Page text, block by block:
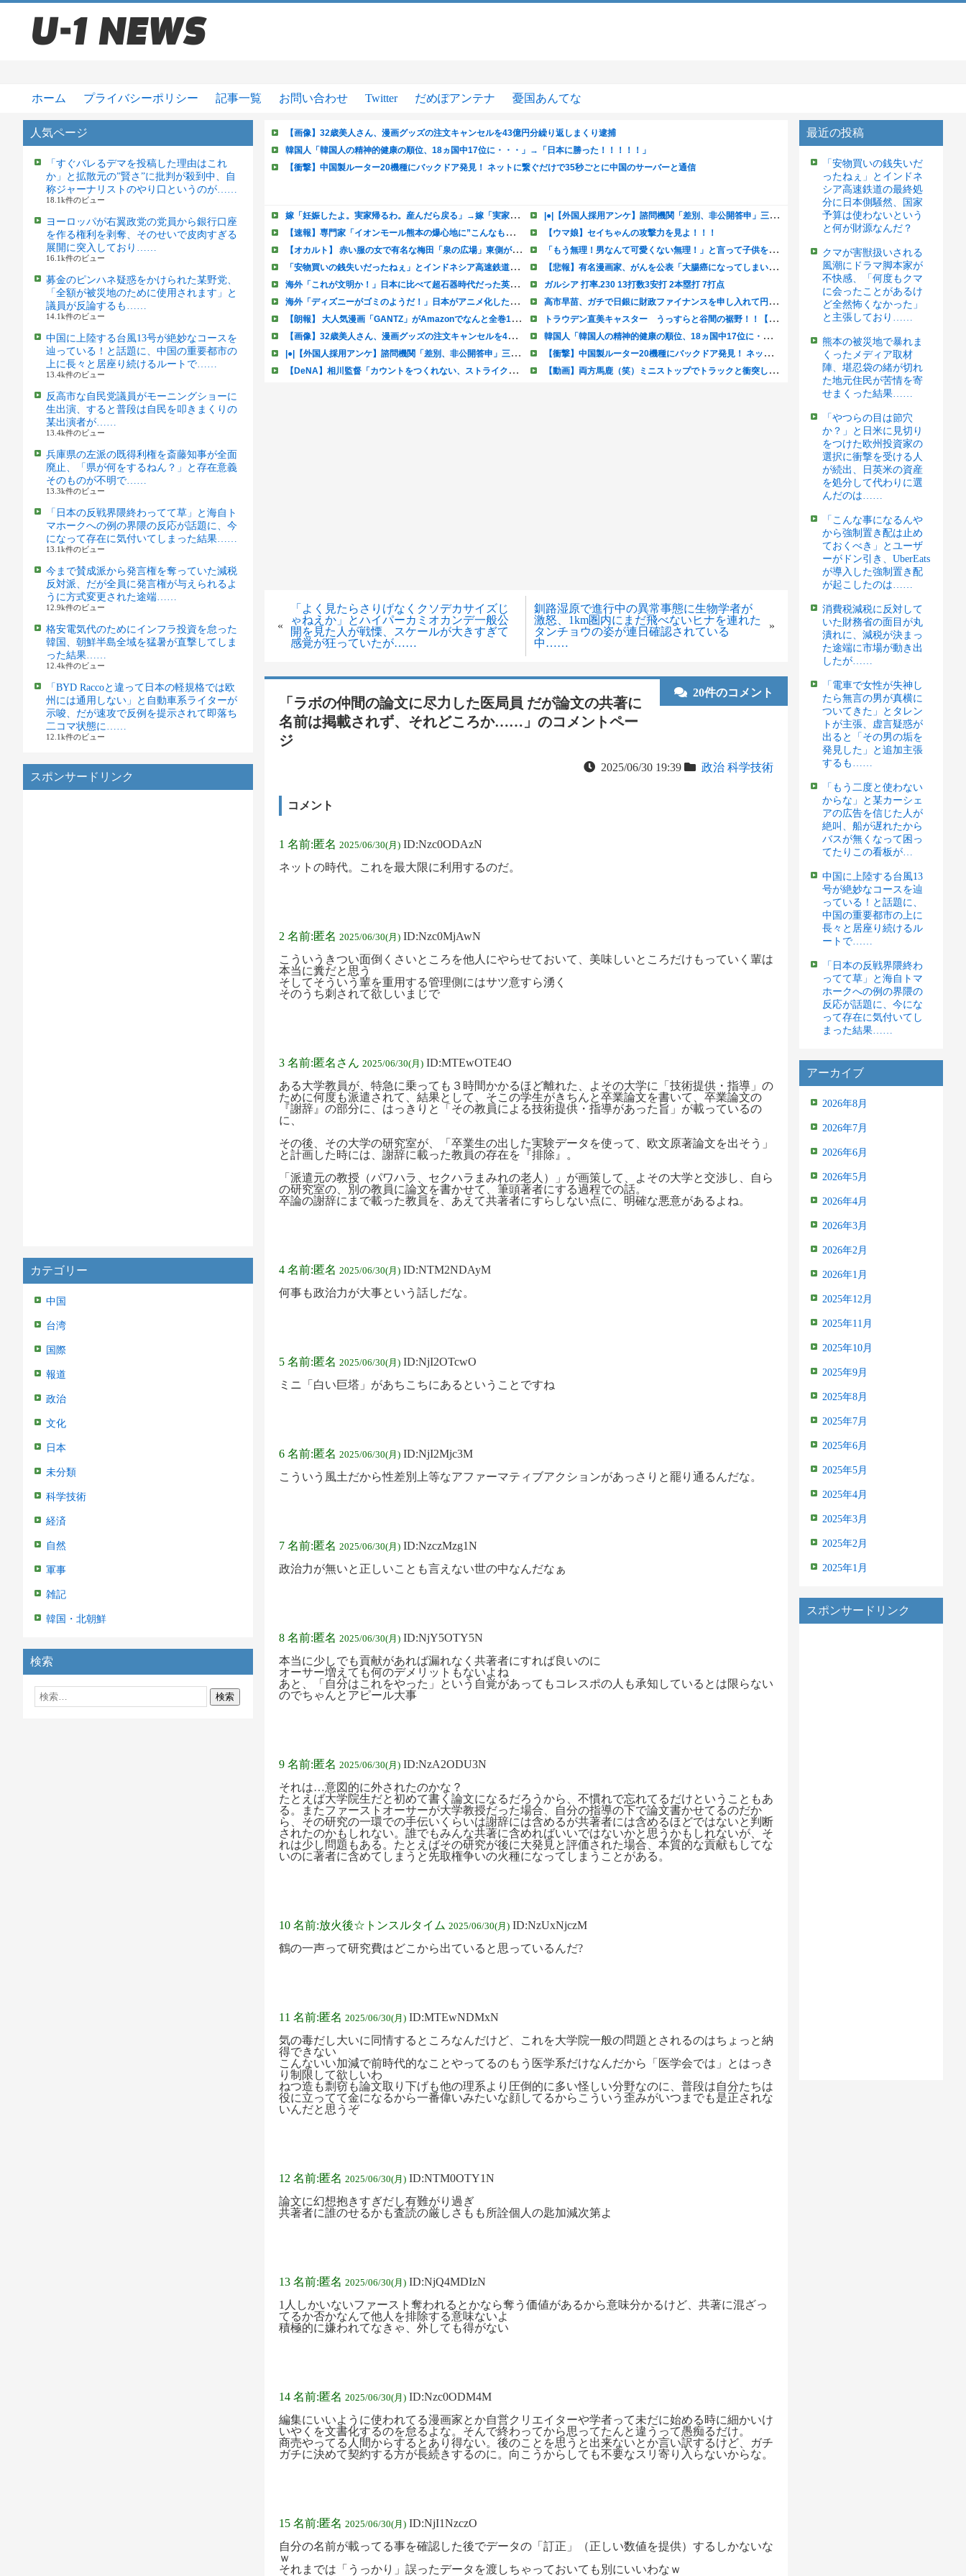
ホーム プライバシーポリシー 記事一覧 お問い合わせ Twitter だめぽアンテナ 憂国あんてな
人気ページ
「すぐバレるデマを投稿した理由はこれ
か」と拡散元の”賢さ”に批判が殺到中、自
称ジャーナリストのやり口というのが……
18.1k件のビュー
ヨーロッパが右翼政党の党員から銀行口座
を作る権利を剥奪、そのせいで皮肉すぎる
展開に突入しており……
16.1k件のビュー
募金のピンハネ疑惑をかけられた某野党、
「全額が被災地のために使用されます」と
議員が反論するも……
14.1k件のビュー
中国に上陸する台風13号が絶妙なコースを
辿っている！と話題に、中国の重要都市の
上に長々と居座り続けるルートで……
13.4k件のビュー
反高市な自民党議員がモーニングショーに
生出演、すると普段は自民を叩きまくりの
某出演者が……
13.4k件のビュー
兵庫県の左派の既得利権を斎藤知事が全面
廃止、「県が何をするねん？」と存在意義
そのものが不明で……
13.3k件のビュー
「日本の反戦界隈終わってて草」と海自ト
マホークへの例の界隈の反応が話題に、今
になって存在に気付いてしまった結果……
13.1k件のビュー
今まで賛成派から発言権を奪っていた減税
反対派、だが全員に発言権が与えられるよ
うに方式変更された途端……
12.9k件のビュー
格安電気代のためにインフラ投資を怠った
韓国、朝鮮半島全域を猛暑が直撃してしま
った結果……
12.4k件のビュー
「BYD Raccoと違って日本の軽規格では欧
州には通用しない」と自動車系ライターが
示唆、だが速攻で反例を提示されて即落ち
二コマ状態に……
12.1k件のビュー
スポンサードリンク
カテゴリー
中国
台湾
国際
報道
政治
文化
日本
未分類
科学技術
経済
自然
軍事
雑記
韓国・北朝鮮
検索
«
「よく見たらさりげなくクソデカサイズじ
ゃねえか」とハイパーカミオカンデ一般公
開を見た人が戦慄、スケールが大きすぎて
感覚が狂っていたが……
釧路湿原で進行中の異常事態に生物学者が
激怒、1km圏内にまだ飛べないヒナを連れた
タンチョウの姿が連日確認されている
中……
»
20件のコメント
「ラボの仲間の論文に尽力した医局員 だが論文の共著に
名前は掲載されず、それどころか……」 のコメントペー
ジ
2025/06/30 19:39 政治 科学技術
コメント
1 名前:匿名 2025/06/30(月) ID:Nzc0ODAzN
ネットの時代。これを最大限に利用するのだ。
2 名前:匿名 2025/06/30(月) ID:Nzc0MjAwN
こういうきつい面倒くさいところを他人にやらせておいて、美味しいところだけもっていく輩は
本当に糞だと思う
そしてそういう輩を重用する管理側にはサツ意すら湧く
そのうち刺されて欲しいまじで
3 名前:匿名さん 2025/06/30(月) ID:MTEwOTE4O
ある大学教員が、特急に乗っても３時間かかるほど離れた、よその大学に「技術提供・指導」の
ために何度も派遣されて、結果として、そこの学生がきちんと卒業論文を書いて、卒業論文の
『謝辞』の部分に、はっきりと「その教員による技術提供・指導があった旨」が載っているの
に、
その後、その大学の研究室が、「卒業生の出した実験データを使って、欧文原著論文を出そう」
と計画した時には、謝辞に載った教員の存在を『排除』。
「派遣元の教授（パワハラ、セクハラまみれの老人）」が画策して、よその大学と交渉し、自ら
の研究室の、別の教員に論文を書かせて、筆頭著者にする過程での話。
卒論の謝辞にまで載った教員を、あえて共著者にすらしない点に、明確な悪意があるよね。
4 名前:匿名 2025/06/30(月) ID:NTM2NDAyM
何事も政治力が大事という話しだな。
5 名前:匿名 2025/06/30(月) ID:NjI2OTcwO
ミニ「白い巨塔」があちこちにあるということですね
6 名前:匿名 2025/06/30(月) ID:NjI2Mjc3M
こういう風土だから性差別上等なアファーマティブアクションがあっさりと罷り通るんだな。
7 名前:匿名 2025/06/30(月) ID:NzczMzg1N
政治力が無いと正しいことも言えない世の中なんだなぁ
8 名前:匿名 2025/06/30(月) ID:NjY5OTY5N
本当に少しでも貢献があれば漏れなく共著者にすれば良いのに
オーサー増えても何のデメリットもないよね
あと、「自分はこれをやった」という自覚があってもコレスポの人も承知しているとは限らない
のでちゃんとアピール大事
9 名前:匿名 2025/06/30(月) ID:NzA2ODU3N
それは…意図的に外されたのかな？
たとえば大学院生だと初めて書く論文になるだろうから、不慣れで忘れてるだけということもあ
る。またファーストオーサーが大学教授だった場合、自分の指導の下で論文書かせてるのだか
ら、その研究の一環での手伝いくらいは謝辞には含めるが共著者には含めるほどではないと判断
されたのかもしれない。誰でもみんな共著に含めればいいではないかと思うかもしれないが、そ
れは少し問題もある。たとえばその研究が後に大発見と評価された場合、本質的な貢献もしてな
いのに著者に含めてしまうと先取権争いの火種になってしまうことがある。
10 名前:放火後☆トンスルタイム 2025/06/30(月) ID:NzUxNjczM
鶴の一声って研究費はどこから出ていると思っているんだ?
11 名前:匿名 2025/06/30(月) ID:MTEwNDMxN
気の毒だし大いに同情するところなんだけど、これを大学院一般の問題とされるのはちょっと納
得できない
こんないい加減で前時代的なことやってるのもう医学系だけなんだから「医学会では」とはっき
り制限して欲しいわ
ねつ造も剽窃も論文取り下げも他の理系より圧倒的に多い怪しい分野なのに、普段は自分たちは
役に立ってて金になるから一番偉いみたいな顔してるからこういう歪みがいつまでも是正されな
いんだと思うぞ
12 名前:匿名 2025/06/30(月) ID:NTM0OTY1N
論文に幻想抱きすぎだし有難がり過ぎ
共著者に誰のせるかも査読の厳しさもも所詮個人の匙加減次第よ
13 名前:匿名 2025/06/30(月) ID:NjQ4MDIzN
1人しかいないファースト奪われるとかなら奪う価値があるから意味分かるけど、共著に混ざっ
てるか否かなんて他人を排除する意味ないよ
積極的に嫌われてなきゃ、外しても得がない
14 名前:匿名 2025/06/30(月) ID:Nzc0ODM4M
編集にいいように使われてる漫画家とか自営クリエイターや学者って未だに始める時に細かいけ
いやくを文書化するのを怠るよな。そんで終わってから思ってたんと違うって愚痴るだけ。
商売やってる人間からするとあり得ない。後のことを思うと出来ないとか言い訳するけど、ガチ
ガチに決めて契約する方が長続きするのに。向こうからしても不要なスリ寄り入らないからな。
15 名前:匿名 2025/06/30(月) ID:NjI1NzczO
自分の名前が載ってる事を確認した後でデータの「訂正」（正しい数値を提供）するしかないな
ｗ
それまでは「うっかり」誤ったデータを渡しちゃっておいても別にいいわなｗ
最近の投稿
「安物買いの銭失いだ
ったねぇ」とインドネ
シア高速鉄道の最終処
分に日本側騒然、国家
予算は使わないという
と何が財源なんだ？
クマが害獣扱いされる
風潮にドラマ脚本家が
不快感、「何度もクマ
に会ったことがあるけ
ど全然怖くなかった」
と主張しており……
熊本の被災地で暴れま
くったメディア取材
陣、堪忍袋の緒が切れ
た地元住民が苦情を寄
せまくった結果……
「やつらの目は節穴
か？」と日米に見切り
をつけた欧州投資家の
選択に衝撃を受ける人
が続出、日英米の資産
を処分して代わりに選
んだのは……
「こんな事になるんや
から強制置き配は止め
ておくべき」とユーザ
ーがドン引き、UberEats
が導入した強制置き配
が起こしたのは……
消費税減税に反対して
いた財務省の面目が丸
潰れに、減税が決まっ
た途端に市場が動き出
したが……
「電車で女性が失神し
たら無言の男が真横に
ついてきた」とタレン
トが主張、虚言疑惑が
出ると「その男の垢を
発見した」と追加主張
するも……
「もう二度と使わない
からな」と某カーシェ
アの広告を信じた人が
絶叫、船が遅れたから
バスが無くなって困っ
てたりこの看板が…
中国に上陸する台風13
号が絶妙なコースを辿
っている！と話題に、
中国の重要都市の上に
長々と居座り続けるル
ートで……
「日本の反戦界隈終わ
ってて草」と海自トマ
ホークへの例の界隈の
反応が話題に、今にな
って存在に気付いてし
まった結果……
アーカイブ
2026年8月
2026年7月
2026年6月
2026年5月
2026年4月
2026年3月
2026年2月
2026年1月
2025年12月
2025年11月
2025年10月
2025年9月
2025年8月
2025年7月
2025年6月
2025年5月
2025年4月
2025年3月
2025年2月
2025年1月
スポンサードリンク